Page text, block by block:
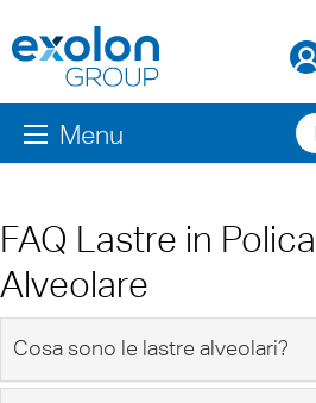
Menu
FAQ Lastre in
Alveolare
Cosa sono le lastre alveolari?